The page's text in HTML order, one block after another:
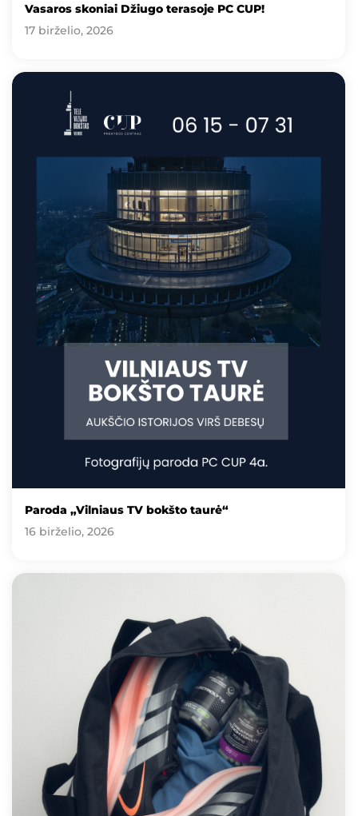
Vasaros skoniai Džiugo terasoje PC CUP!
17 birželio, 2026
Paroda „Vilniaus TV bokšto taurė“
16 birželio, 2026